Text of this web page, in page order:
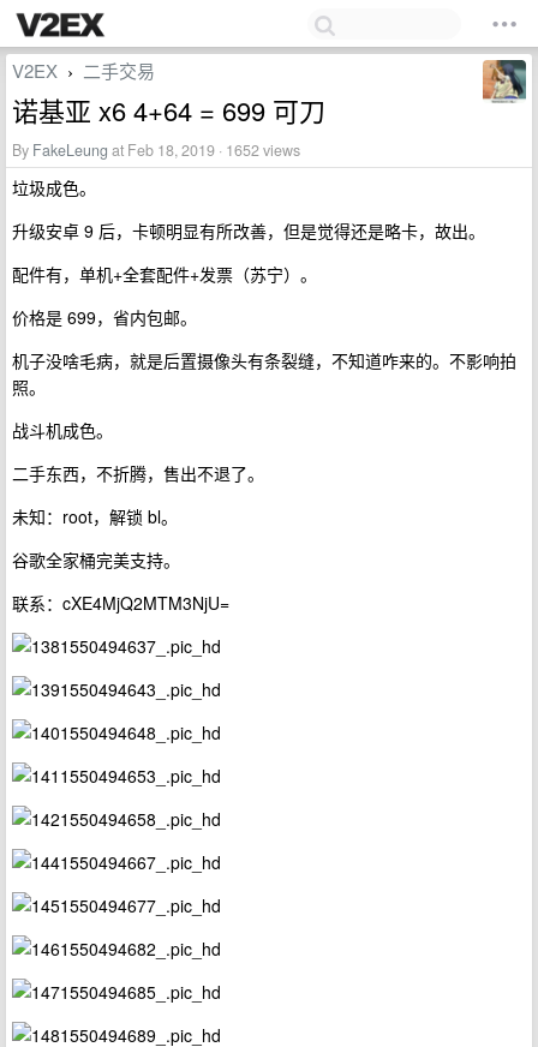
V2EX › 二手交易
诺基亚 x6 4+64 = 699 可刀
By FakeLeung at Feb 18, 2019 · 1652 views
垃圾成色。
升级安卓 9 后，卡顿明显有所改善，但是觉得还是略卡，故出。
配件有，单机+全套配件+发票（苏宁）。
价格是 699，省内包邮。
机子没啥毛病，就是后置摄像头有条裂缝，不知道咋来的。不影响拍
照。
战斗机成色。
二手东西，不折腾，售出不退了。
未知：root，解锁 bl。
谷歌全家桶完美支持。
联系：cXE4MjQ2MTM3NjU=